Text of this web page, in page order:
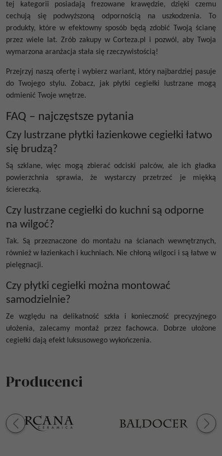
tej kategorii posiadają frezowane krawędzie, dzięki czemu
cechują się podwyższoną odpornością na uszkodzenia. To
produkty, które w efektowny sposób będą zdobić Twoją ścianę
przez wiele lat. Zrób zakupy w Corteza.pl i pozwól, aby Twoja
wymarzona aranżacja stała się rzeczywistością!
Przejrzyj naszą ofertę i wybierz wariant, który najbardziej pasuje
do Twojego stylu. Zobacz, jak płytki cegiełki lustrzane mogą
odmienić Twoje wnętrze.
FAQ – najczęstsze pytania
Czy lustrzane płytki łazienkowe cegiełki łatwo
się brudzą?
Są szklane, więc mogą zbierać odciski palców, ale ich gładka
powierzchnia sprawia, że wystarczy przetrzeć je miękką
ściereczką.
Czy lustrzane cegiełki do kuchni są odporne
na wilgoć?
Tak. Są przeznaczone do montażu na ścianach wewnętrznych,
również w łazienkach i kuchniach. Nie chłoną wilgoci i są łatwe w
pielęgnacji.
Czy płytki cegiełki można montować
samodzielnie?
Ze względu na delikatność szkła i konieczność precyzyjnego
ułożenia, zalecamy montaż przez fachowca. Dobrze ułożone
cegiełki dają efekt luksusowego wykończenia.
Producenci